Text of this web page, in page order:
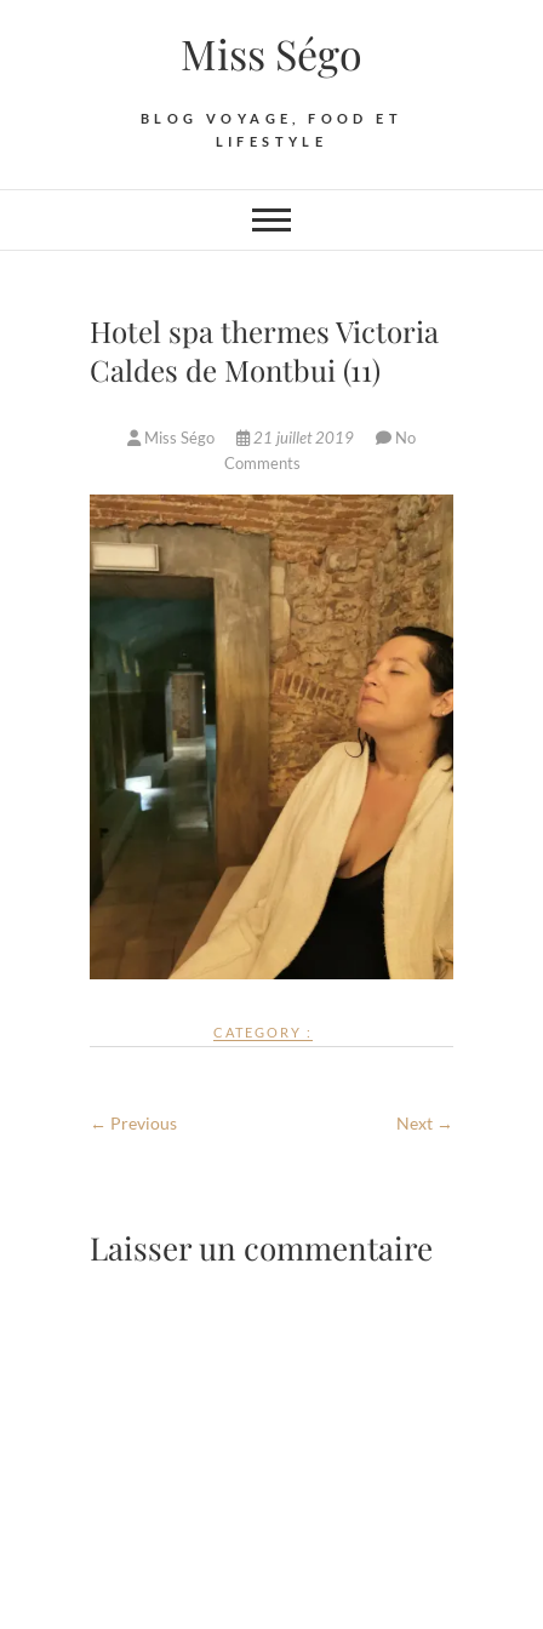
Miss Ségo
BLOG VOYAGE, FOOD ET
LIFESTYLE
Hotel spa thermes Victoria
Caldes de Montbui (11)
Miss Ségo 21 juillet 2019
No
Comments
CATEGORY :
← Previous Next →
Laisser un commentaire